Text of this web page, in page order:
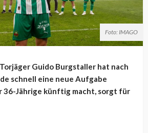
Foto: IMAGO
Guido Burgstaller hat nach
schnell eine neue Aufgabe
36-Jährige künftig macht, sorgt für